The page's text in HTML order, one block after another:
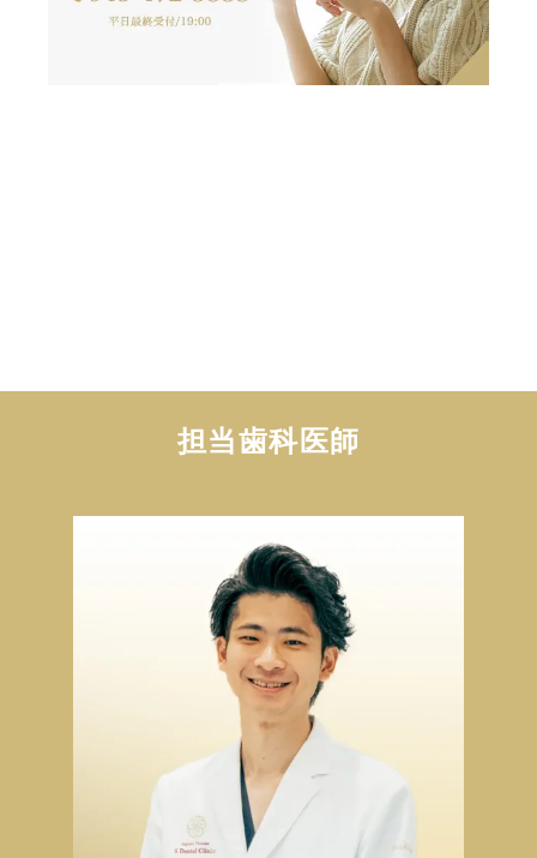
担当歯科医師